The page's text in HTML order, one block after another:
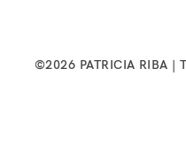
©2026 PATRICIA RIBA |